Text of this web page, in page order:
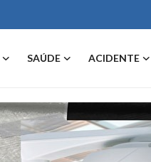
SAÚDE ACIDENTE